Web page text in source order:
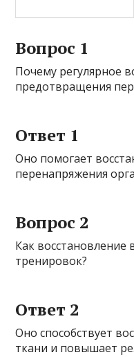
Вопрос 1
Почему регулярное
предотвращения
Ответ 1
Оно помогает
перенапряжения
Вопрос 2
Как восстановление
тренировок?
Ответ 2
Оно способствует
ткани и повышает